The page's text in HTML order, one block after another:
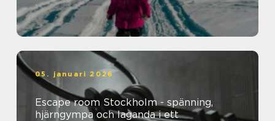
05. januari 2026
Escape room Stockholm - spänning,
hjärngympa och laganda i ett